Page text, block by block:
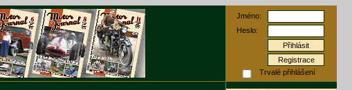
Jméno:
Heslo:
Registrace
Trvalé přihlášení